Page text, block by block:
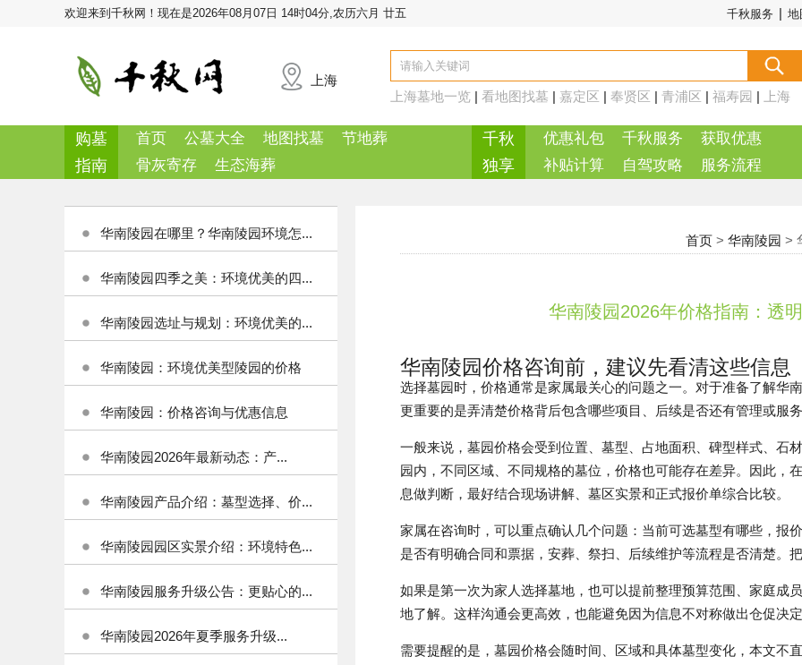
欢迎来到千秋网！ 现在是2026年08月07日 14时04分,农历六月 廿五 千秋服务 | 地
上海
上海墓地一览 | 看地图找墓 | 嘉定区 | 奉贤区 | 青浦区 | 福寿园 |
上海
购墓
指南
首页 公墓大全 地图找墓
节地葬
骨灰寄存
生态海葬
千秋
独享
优惠礼包 千秋服务
获取优惠
补贴计算
自驾攻略 服务流程
华南陵园在哪里？华南陵园环境怎...
华南陵园四季之美：环境优美的四...
华南陵园选址与规划：环境优美的...
华南陵园：环境优美型陵园的价格
华南陵园：价格咨询与优惠信息
华南陵园2026年最新动态：产...
华南陵园产品介绍：墓型选择、价...
华南陵园园区实景介绍：环境特色...
华南陵园服务升级公告：更贴心的...
华南陵园2026年夏季服务升级...
首页 > 华南陵园 >
华南陵园2026年价格指南：透
华南陵园价格咨询前，建议先看清这些信息
选择墓园时，价格通常是家属最关心的问题之一。对于准备了解华
更重要的是弄清楚价格背后包含哪些项目、后续是否还有管理或服
一般来说，墓园价格会受到位置、墓型、占地面积、碑型样式、石
园内，不同区域、不同规格的墓位，价格也可能存在差异。因此，
息做判断，最好结合现场讲解、墓区实景和正式报价单综合比较。
家属在咨询时，可以重点确认几个问题：当前可选墓型有哪些，报
是否有明确合同和票据，安葬、祭扫、后续维护等流程是否清楚。
如果是第一次为家人选择墓地，也可以提前整理预算范围、家庭成
地了解。这样沟通会更高效，也能避免因为信息不对称做出仓促决
需要提醒的是，墓园价格会随时间、区域和具体墓型变化，本文不